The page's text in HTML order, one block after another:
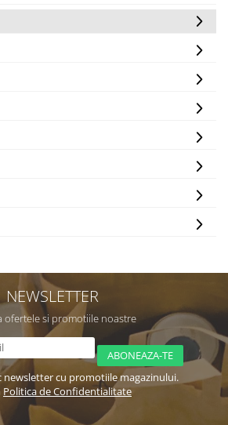
NEWSLETTER
ofertele si promotiile noastre
newsletter cu promotiile magazinului.
Politica de Confidentialitate